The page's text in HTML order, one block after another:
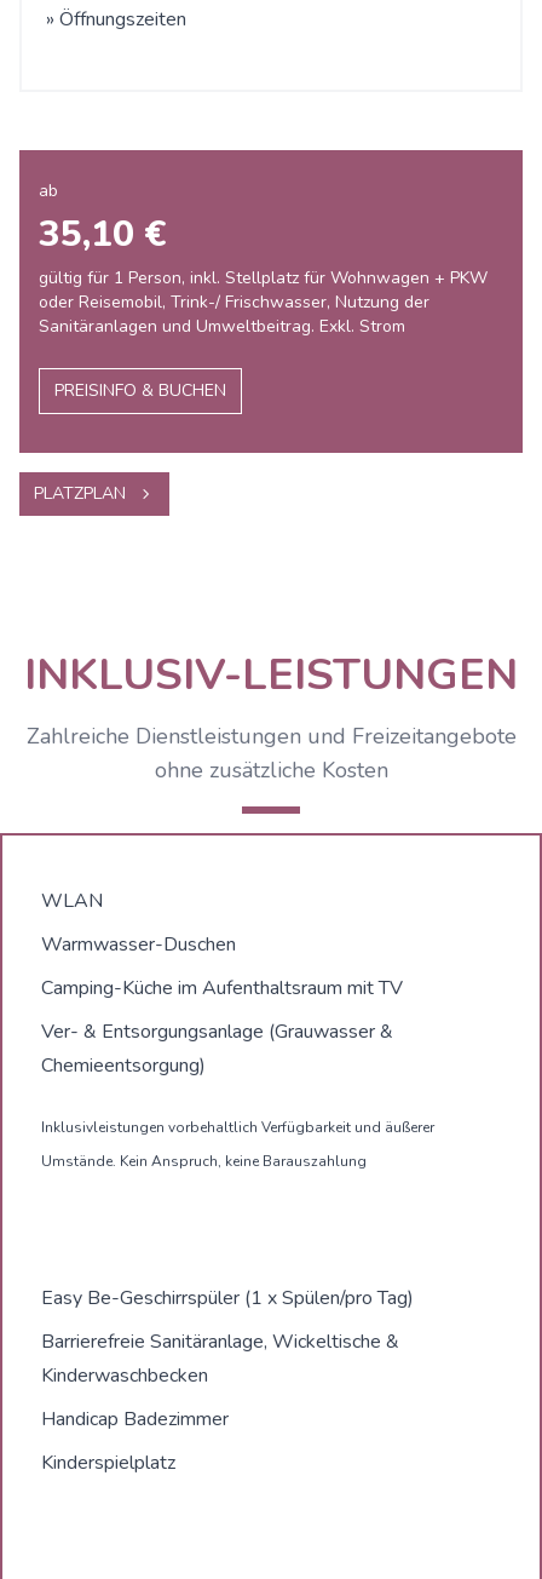
» Öffnungszeiten
ab
35,10 €
gültig für 1 Person, inkl. Stellplatz für Wohnwagen + PKW
oder Reisemobil, Trink-/ Frischwasser, Nutzung der
Sanitäranlagen und Umweltbeitrag. Exkl. Strom
PREISINFO & BUCHEN
PLATZPLAN
INKLUSIV-LEISTUNGEN
Zahlreiche Dienstleistungen und Freizeitangebote
ohne zusätzliche Kosten
WLAN
Warmwasser-Duschen
Camping-Küche im Aufenthaltsraum mit TV
Ver- & Entsorgungsanlage (Grauwasser &
Chemieentsorgung)
Inklusivleistungen vorbehaltlich Verfügbarkeit und äußerer
Umstände. Kein Anspruch, keine Barauszahlung
Easy Be-Geschirrspüler (1 x Spülen/pro Tag)
Barrierefreie Sanitäranlage, Wickeltische &
Kinderwaschbecken
Handicap Badezimmer
Kinderspielplatz